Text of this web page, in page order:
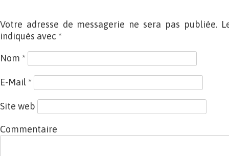
Votre adresse de messagerie ne sera pas publiée.
indiqués avec *
Nom *
E-Mail *
Site web
Commentaire